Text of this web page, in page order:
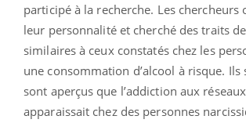
participé à la recherche. Les chercheurs
leur personnalité et cherché des traits
similaires à ceux constatés chez les
une consommation d’alcool à risque. Ils
sont aperçus que l’addiction aux
apparaissait chez des personnes